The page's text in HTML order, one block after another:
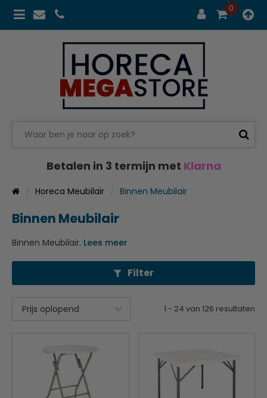
0
Betalen in 3 termijn met Klarna
Horeca Meubilair Binnen Meubilair
Binnen Meubilair
Binnen Meubilair. Lees meer
Filter
1 - 24 van 126 resultaten